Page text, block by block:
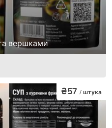
вершками
₴57 / штука